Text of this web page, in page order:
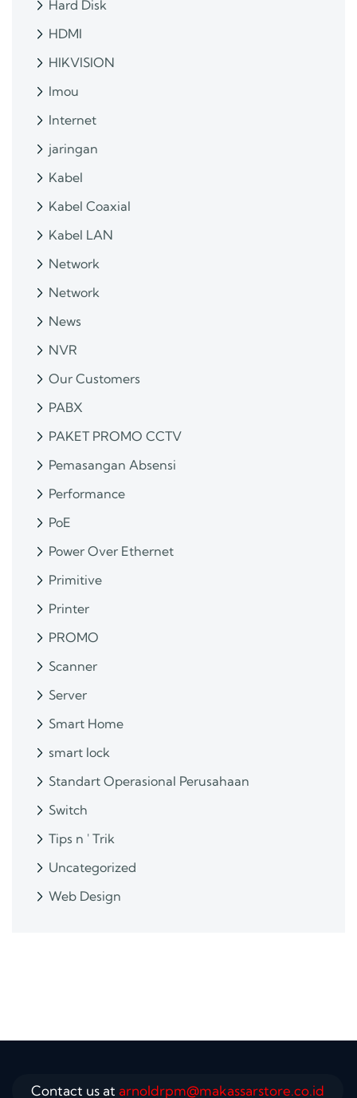
Hard Disk
HDMI
HIKVISION
Imou
Internet
jaringan
Kabel
Kabel Coaxial
Kabel LAN
Network
Network
News
NVR
Our Customers
PABX
PAKET PROMO CCTV
Pemasangan Absensi
Performance
PoE
Power Over Ethernet
Primitive
Printer
PROMO
Scanner
Server
Smart Home
smart lock
Standart Operasional Perusahaan
Switch
Tips n ' Trik
Uncategorized
Web Design
Contact us at arnoldrpm@makassarstore.co.id